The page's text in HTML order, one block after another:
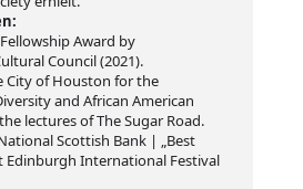
Award by
Council (2021).
City of Houston for the
and African American
lectures of The Sugar Road.
Scottish Bank | „Best
Edinburgh International Festival